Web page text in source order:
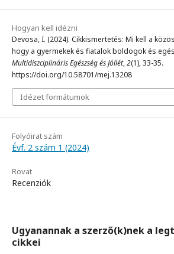
Hogyan kell idézni
Devosa, I. (2024). Cikkismertetés: Mi kell a
hogy a gyermekek és fiatalok boldogok és
Multidiszciplináris Egészség és Jóllét,2(1), 33-35.
https://doi.org/10.58701/mej.13208
Idézet formátumok
Folyóirat szám
Évf. 2 szám 1 (2024)
Rovat
Recenziók
Ugyanannak a szerző(k)nek a
cikkei